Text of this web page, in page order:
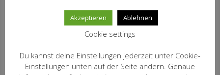
1550
0,75 l (21,87 €/Ltr.) zzgl. Versand
Akzeptieren Ablehnen
Cookie settings
Du kannst deine Einstellungen jederzeit unter Cookie-
Einstellungen unten auf der Seite ändern. Genaue